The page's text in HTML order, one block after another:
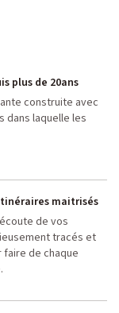
plus de 20ans
construite avec
dans laquelle les
maitrisés
de vos
tracés et
de chaque